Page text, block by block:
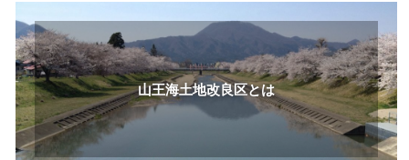
山王海土地改良区とは